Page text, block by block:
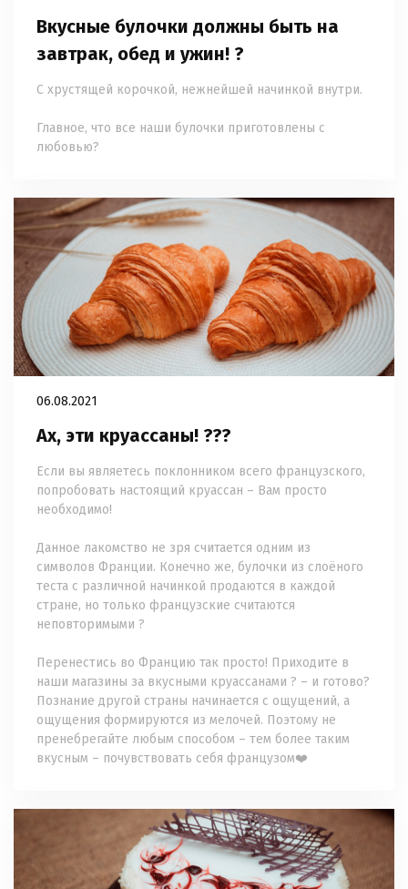
Вкусные булочки должны быть на
завтрак, обед и ужин! ?
С хрустящей корочкой, нежнейшей начинкой внутри.
Главное, что все наши булочки приготовлены с
любовью?
06.08.2021
Ах, эти круассаны! ???
Если вы являетесь поклонником всего французского,
попробовать настоящий круассан – Вам просто
необходимо!
Данное лакомство не зря считается одним из
символов Франции. Конечно же, булочки из слоёного
теста с различной начинкой продаются в каждой
стране, но только французские считаются
неповторимыми ?
Перенестись во Францию так просто! Приходите в
наши магазины за вкусными круассанами ? – и готово?
Познание другой страны начинается с ощущений, а
ощущения формируются из мелочей. Поэтому не
пренебрегайте любым способом – тем более таким
вкусным – почувствовать себя французом❤️